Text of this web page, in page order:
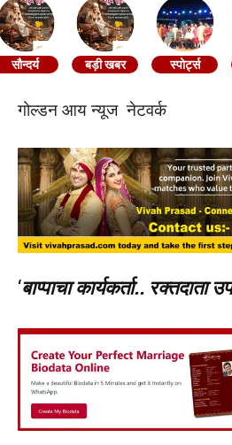
सौन्दर्य बड़ी खबर स्पोर्ट्स
गोल्डन आय न्यूज नेटवर्क
‘बाप्पाचा कार्यकर्ता.. रक्तदाता